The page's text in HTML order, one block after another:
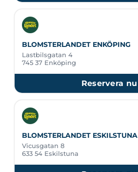
BLOMSTERLANDET ENKÖPING
Lastbilsgatan 4
745 37 Enköping
Reservera nu
BLOMSTERLANDET ESKILSTUNA
Vicusgatan 8
633 54 Eskilstuna